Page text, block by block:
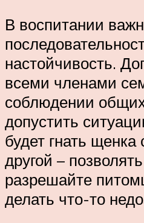
В воспитании
настойчивость.
всеми членами
соблюдении
допустить
будет гнать щенка
другой –
разрешайте
делать что-то